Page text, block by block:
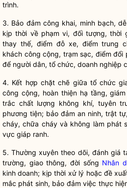
trình.
3. Bảo đảm công khai, minh bạch,
kịp thời về phạm vi, đối tượng, thời
thay thế, điểm đỗ xe, điểm trung
khách công cộng, trạm sạc, điểm đổi
để người dân, tổ chức, doanh nghiệp
4. Kết hợp chặt chẽ giữa tổ chức
công cộng, hoàn thiện hạ tầng,
trắc chất lượng không khí, tuyên
phương tiện; bảo đảm an ninh, trật
cháy, chữa cháy và không làm phát
vực giáp ranh.
5. Thường xuyên theo dõi, đánh giá
trường, giao thông, đời sống Nhân
kinh doanh; kịp thời xử lý hoặc đề
mắc phát sinh, bảo đảm việc thực